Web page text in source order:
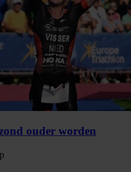
ouder worden